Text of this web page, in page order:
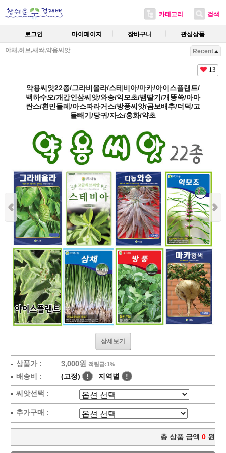
카테고리 검색
로그인 마이페이지 장바구니 관심상품
야채,허브,새싹,약용씨앗 Recent
13
약용씨앗22종/그라비올라/스테비아/마카/아이스플랜트/
백하수오/개갑인삼씨앗/와송/익모초/뱀딸기/개똥쑥/아마
란스/흰민들레/아스파라거스/방풍씨앗/곰보배추/더덕/고
들빼기/당귀/자소/홍화/약초
상세보기
상품가 : 3,000원 적립금:1%
배송비 : (고정) ! 지역별 !
씨앗선택 :
추가구매 :
총 상품 금액 0 원